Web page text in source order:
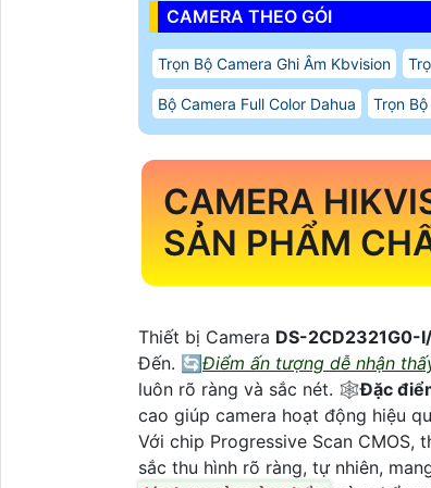
CAMERA THEO GÓI
Trọn Bộ Camera Ghi Âm Kbvision
Bộ Camera Full Color Dahua Trọn
CAMERA
SẢN PHẨM
Thiết bị Camera DS-2CD2321G0-
Đến. 🔄Điểm ấn tượng dễ nhận
luôn rõ ràng và sắc nét. 🕸Đặc
cao giúp camera hoạt động hiệu
Với chip Progressive Scan CMOS,
sắc thu hình rõ ràng, tự nhiên,